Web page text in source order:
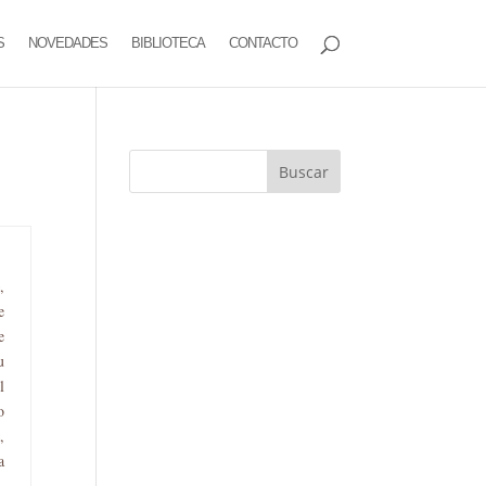
NOVEDADES BIBLIOTECA CONTACTO